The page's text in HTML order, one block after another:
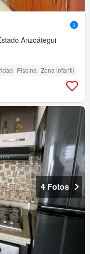
Anzoátegui
Piscina Zona infantil
4 Fotos